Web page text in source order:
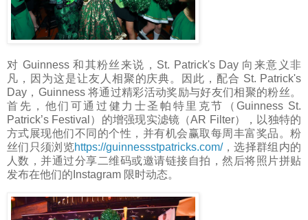
对 Guinness 和其粉丝来说，St. Patrick's Day 向来意义非
凡，因为这是让友人相聚的庆典。因此，配合 St. Patrick's
Day，Guinness 将通过精彩活动奖励与好友们相聚的粉丝。
首先，他们可通过健力士圣帕特里克节
（Guinness St.
Patrick’s Festival）的增强现实滤镜（AR Filter），以独特的
方式展现他们不同的个性，并有机会赢取每周丰富奖品。粉
丝们只须浏览https://guinnessstpatricks.com/，选择群组内的
人数，并通过分享二维码或邀请链接自拍，然后将照片拼贴
发布在他们的Instagram 限时动态。